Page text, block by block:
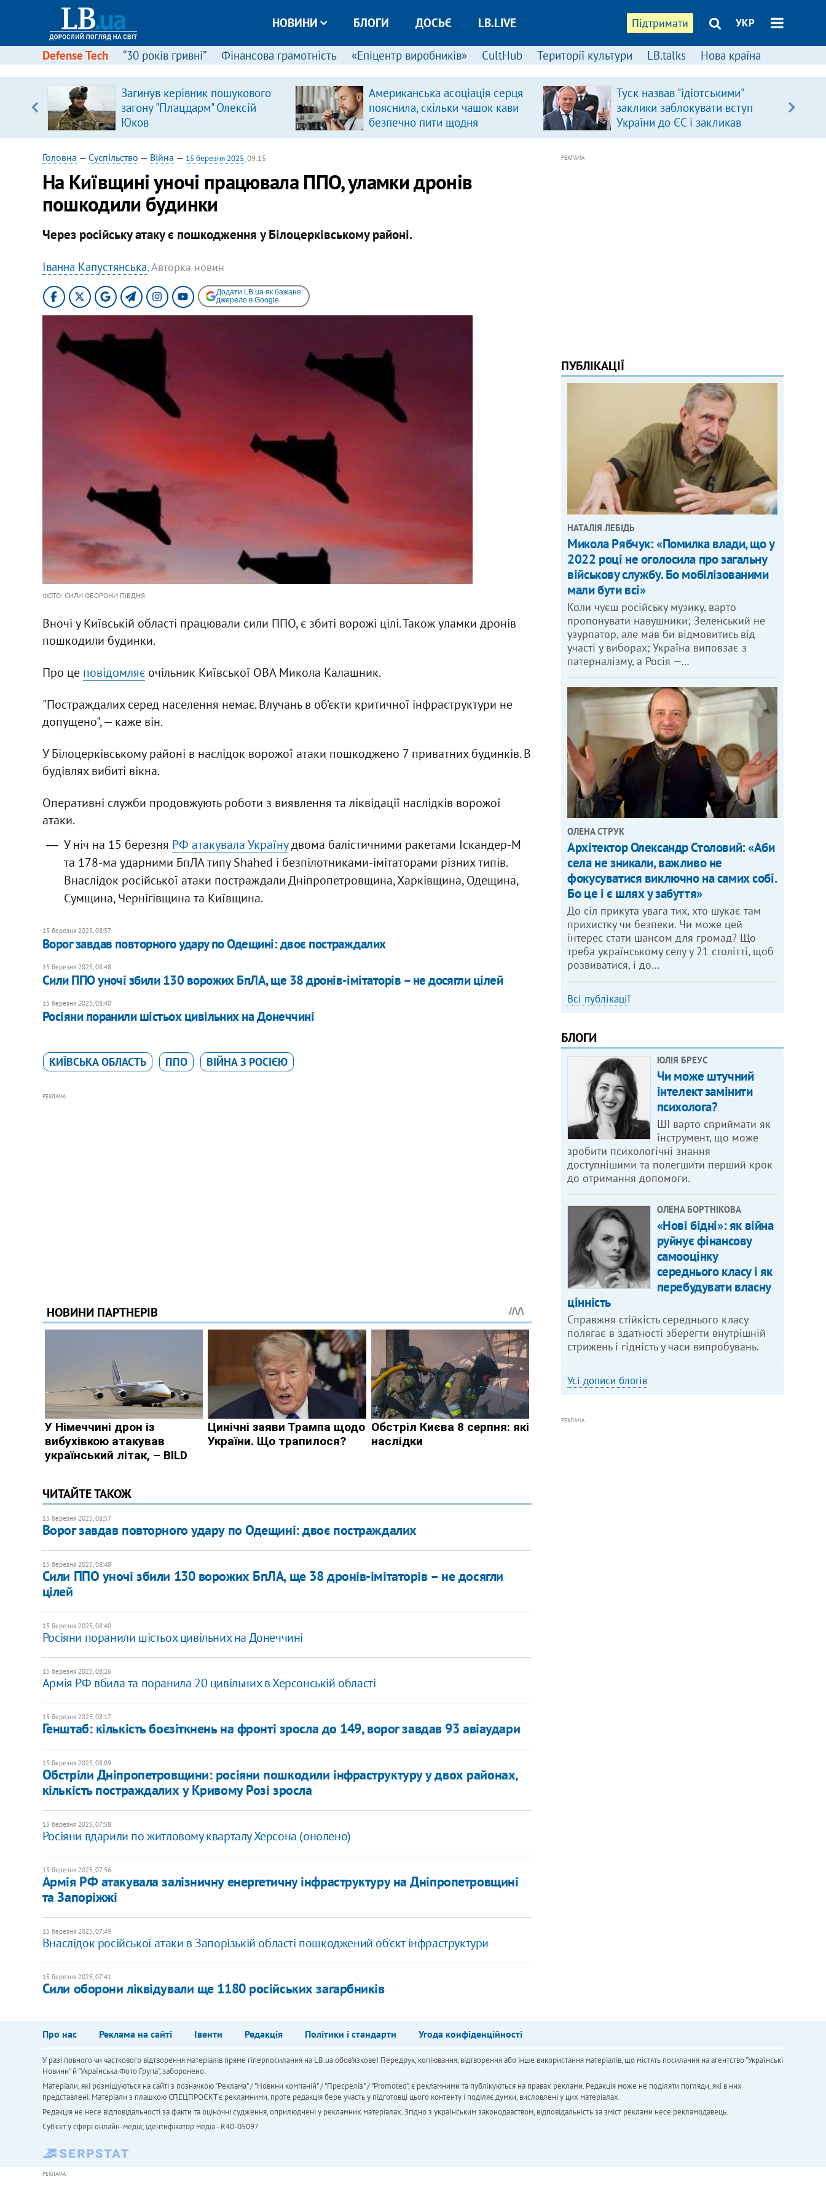
Підтримати УКР
НОВИНИ БЛОГИ ДОСЬЄ LB.LIVE
Defense Tech “30 років гривні” Фінансова грамотність «Епіцентр виробників» CultHub Території культури LB.talks Нова країна
Загинув керівник пошукового
загону "Плацдарм" Олексій
Юков
Американська асоціація серця
пояснила, скільки чашок кави
безпечно пити щодня
Туск назвав "ідіотськими"
заклики заблокувати вступ
України до ЄС і закликав
припинити антиукраїнську
Головна — Суспільство — Війна — 15 березня 2025, 09:15
На Київщині уночі працювала ППО, уламки дронів
пошкодили будинки
Через російську атаку є пошкодження у Білоцерківському районі.
Іванна Капустянська, Авторка новин
Додати LB.ua як бажане
джерело в Google
ФОТО: СИЛИ ОБОРОНИ ПІВДНЯ
Вночі у Київській області працювали сили ППО, є збиті ворожі цілі. Також уламки дронів
пошкодили будинки.
Про це повідомляєочільник Київської ОВА Микола Калашник.
"Постраждалих серед населення немає. Влучань в об’єкти критичної інфраструктури не
допущено", — каже він.
У Білоцерківському районі в наслідок ворожої атаки пошкоджено 7 приватних будинків. В
будівлях вибиті вікна.
Оперативні служби продовжують роботи з виявлення та ліквідації наслідків ворожої
атаки.
У ніч на 15 березня РФ атакувала Українудвома балістичними ракетами Іскандер-М
та 178-ма ударними БпЛА типу Shahed і безпілотниками-імітаторами різних типів.
Внаслідок російської атаки постраждали Дніпропетровщина, Харківщина, Одещина,
Сумщина, Чернігівщина та Київщина.
15 березня 2025, 08:57
Ворог завдав повторного удару по Одещині: двоє постраждалих
15 березня 2025, 08:48
Сили ППО уночі збили 130 ворожих БпЛА, ще 38 дронів-імітаторів – не досягли цілей
15 березня 2025, 08:40
Росіяни поранили шістьох цивільних на Донеччині
КИЇВСЬКА ОБЛАСТЬ ППО ВІЙНА З РОСІЄЮ
РЕКЛАМА
ЧИТАЙТЕ ТАКОЖ
15 березня 2025, 08:57
Ворог завдав повторного удару по Одещині: двоє постраждалих
15 березня 2025, 08:48
Сили ППО уночі збили 130 ворожих БпЛА, ще 38 дронів-імітаторів – не досягли
цілей
15 березня 2025, 08:40
Росіяни поранили шістьох цивільних на Донеччині
15 березня 2025, 08:26
Армія РФ вбила та поранила 20 цивільних в Херсонській області
15 березня 2025, 08:17
Генштаб: кількість боєзіткнень на фронті зросла до 149, ворог завдав 93 авіаудари
15 березня 2025, 08:09
Обстріли Дніпропетровщини: росіяни пошкодили інфраструктуру у двох районах,
кількість постраждалих у Кривому Розі зросла
15 березня 2025, 07:58
Росіяни вдарили по житловому кварталу Херсона (онолено)
15 березня 2025, 07:56
Армія РФ атакувала залізничну енергетичну інфраструктуру на Дніпропетровщині
та Запоріжжі
15 березня 2025, 07:49
Внаслідок російської атаки в Запорізькій області пошкоджений об'єкт інфраструктури
15 березня 2025, 07:41
Сили оборони ліквідували ще 1180 російських загарбників
РЕКЛАМА
ПУБЛІКАЦІЇ
НАТАЛІЯ ЛЕБІДЬ
Микола Рябчук: «Помилка влади, що у
2022 році не оголосила про загальну
військову службу. Бо мобілізованими
мали бути всі»
Коли чуєш російську музику, варто
пропонувати навушники; Зеленський не
узурпатор, але мав би відмовитись від
участі у виборах; Україна виповзає з
патерналізму, а Росія —…
ОЛЕНА СТРУК
Архітектор Олександр Столовий: «Аби
села не зникали, важливо не
фокусуватися виключно на самих собі.
Бо це і є шлях у забуття»
До сіл прикута увага тих, хто шукає там
прихистку чи безпеки. Чи може цей
інтерес стати шансом для громад? Що
треба українському селу у 21 столітті, щоб
розвиватися, і до…
Всі публікації
БЛОГИ
ЮЛІЯ БРЕУС
Чи може штучний
інтелект замінити
психолога?
ШІ варто сприймати як
інструмент, що може
зробити психологічні знання
доступнішими та полегшити перший крок
до отримання допомоги.
ОЛЕНА БОРТНІКОВА
«Нові бідні»: як війна
руйнує фінансову
самооцінку
середнього класу і як
перебудувати власну
цінність
Справжня стійкість середнього класу
полягає в здатності зберегти внутрішній
стрижень і гідність у часи випробувань.
Усі дописи блогів
РЕКЛАМА
Про нас Реклама на сайті Івенти Редакція Політики і стандарти Угода конфіденційності
У разі повного чи часткового відтворення матеріалів пряме гіперпосилання на LB.ua обов'язкове! Передрук, копіювання, відтворення або інше використання матеріалів, що містять посилання на агентство "Українськi
Новини" й "Українська Фото Група", заборонено.
Матеріали, які розміщуються на сайті з позначкою "Реклама" / "Новини компаній" / "Пресреліз" / "Promoted", є рекламними та публікуються на правах реклами. Редакція може не поділяти погляди, які в них
представлені. Матеріали з плашкою СПЕЦПРОЄКТ є рекламними, проте редакція бере участь у підготовці цього контенту і поділяє думки, висловлені у цих матеріалах.
Редакція не несе відповідальності за факти та оціночні судження, оприлюднені у рекламних матеріалах. Згідно з українським законодавством, відповідальність за зміст реклами несе рекламодавець.
Cуб'єкт у сфері онлайн-медіа; ідентифікатор медіа - R40-05097
РЕКЛАМА